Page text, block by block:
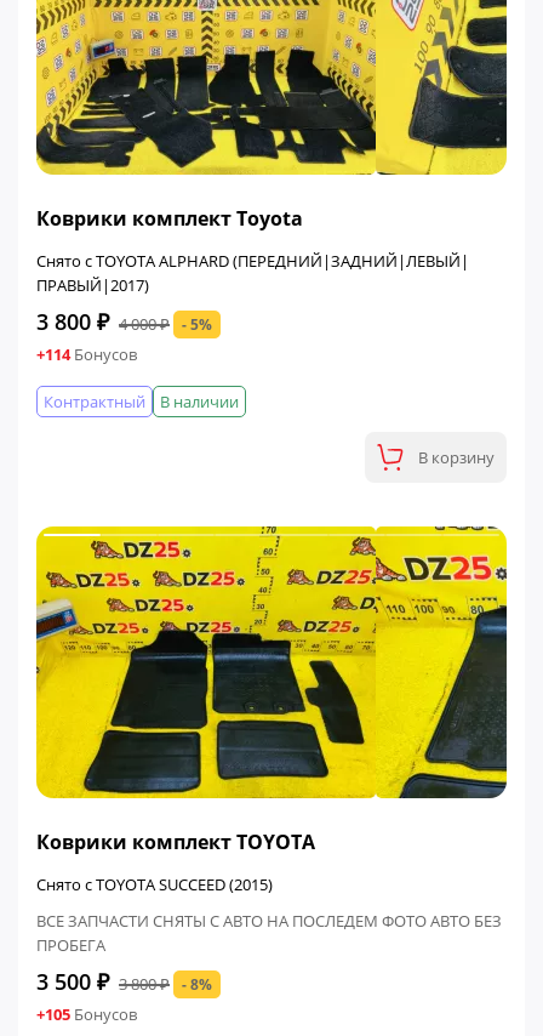
Коврики комплект Toyota
Снято с TOYOTA ALPHARD (ПЕРЕДНИЙ|ЗАДНИЙ|ЛЕВЫЙ|
ПРАВЫЙ|2017)
3 800 ₽ 4 000 ₽ - 5%
+114Бонусов
В наличии
Контрактный
В корзину
Коврики комплект TOYOTA
Снято с TOYOTA SUCCEED (2015)
ВСЕ ЗАПЧАСТИ СНЯТЫ С АВТО НА ПОСЛЕДЕМ ФОТО АВТО БЕЗ
ПРОБЕГА
3 500 ₽ 3 800 ₽ - 8%
+105 Бонусов